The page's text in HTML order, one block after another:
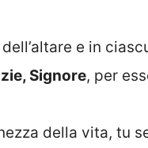
e in
Signore, per
della vita, tu